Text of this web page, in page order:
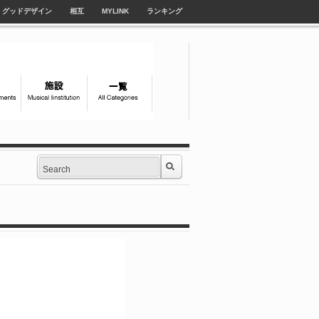
グッドデザイン 相互 MYLINK ランキング